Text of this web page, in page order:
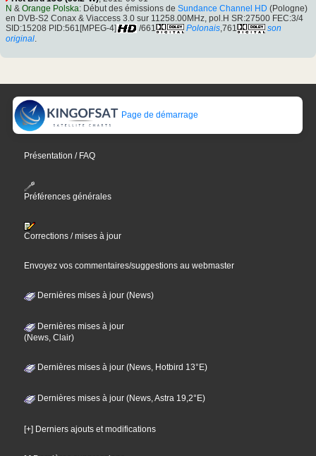
N & Orange Polska: Début des émissions de Sundance Channel HD (Pologne)
en DVB-S2 Conax & Viaccess 3.0 sur 11258.00MHz, pol.H SR:27500 FEC:3/4
SID:15208 PID:561[MPEG-4]
/661 Polonais,761
son
original.
Page de démarrage
Présentation / FAQ
Préférences générales
Corrections / mises à jour
Envoyez vos commentaires/suggestions au webmaster
Dernières mises à jour (News)
Dernières mises à jour
(News, Clair)
Dernières mises à jour (News, Hotbird 13°E)
Dernières mises à jour (News, Astra 19,2°E)
[+] Derniers ajouts et modifications